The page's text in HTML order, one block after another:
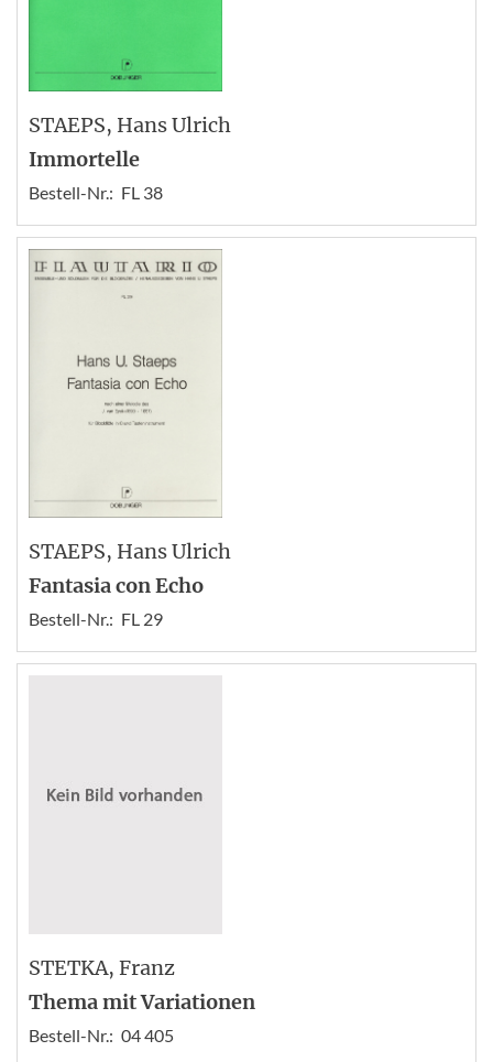
STAEPS, Hans Ulrich
Immortelle
Bestell-Nr.: FL 38
STAEPS, Hans Ulrich
Fantasia con Echo
Bestell-Nr.: FL 29
STETKA, Franz
Thema mit Variationen
Bestell-Nr.: 04 405